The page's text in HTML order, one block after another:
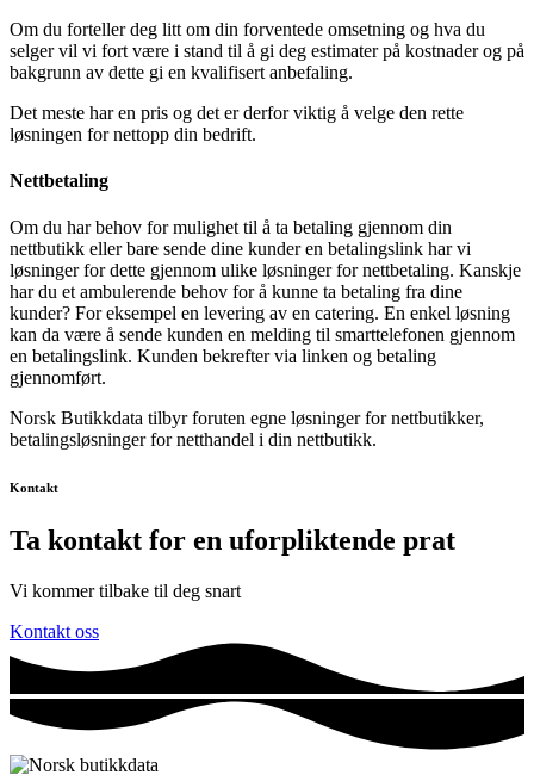
Om du forteller deg litt om din forventede omsetning og hva du
selger vil vi fort være i stand til å gi deg estimater på kostnader og på
bakgrunn av dette gi en kvalifisert anbefaling.
Det meste har en pris og det er derfor viktig å velge den rette
løsningen for nettopp din bedrift.
Nettbetaling
Om du har behov for mulighet til å ta betaling gjennom din
nettbutikk eller bare sende dine kunder en betalingslink har vi
løsninger for dette gjennom ulike løsninger for nettbetaling. Kanskje
har du et ambulerende behov for å kunne ta betaling fra dine
kunder? For eksempel en levering av en catering. En enkel løsning
kan da være å sende kunden en melding til smarttelefonen gjennom
en betalingslink. Kunden bekrefter via linken og betaling
gjennomført.
Norsk Butikkdata tilbyr foruten egne løsninger for nettbutikker,
betalingsløsninger for netthandel i din nettbutikk.
Kontakt
Ta kontakt for en uforpliktende prat
Vi kommer tilbake til deg snart
Kontakt oss